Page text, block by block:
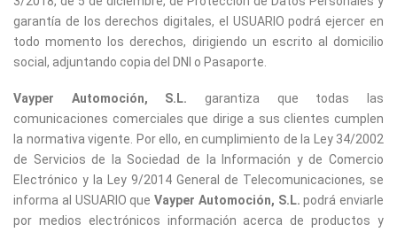
garantía de los derechos digitales, el USUARIO podrá ejercer en
todo momento los derechos, dirigiendo un escrito al domicilio
social, adjuntando copia del DNI o Pasaporte.
Vayper Automoción, S.L. garantiza que todas las
comunicaciones comerciales que dirige a sus clientes cumplen
la normativa vigente. Por ello, en cumplimiento de la Ley 34/2002
de Servicios de la Sociedad de la Información y de Comercio
Electrónico y la Ley 9/2014 General de Telecomunicaciones, se
informa al USUARIO que Vayper Automoción, S.L. podrá enviarle
por medios electrónicos información acerca de productos y